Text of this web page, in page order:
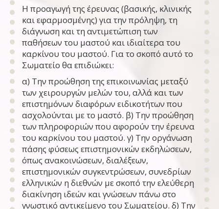
Η προαγωγή της έρευνας (βασικής, κλινικής
και εφαρμοσμένης) για την πρόληψη, τη
διάγνωση και τη αντιμετώπιση των
παθήσεων του μαστού και ιδιαίτερα του
καρκίνου του μαστού. Για το σκοπό αυτό το
Σωματείο θα επιδιώκει:
α) Την προώθηση της επικοινωνίας μεταξύ
των χειρουργών μελών του, αλλά και των
επιστημόνων διαφόρων ειδικοτήτων που
ασχολούνται με το μαστό. β) Την προώθηση
των πληροφοριών που αφορούν την έρευνα
του καρκίνου του μαστού. γ) Την οργάνωση
πάσης φύσεως επιστημονικών εκδηλώσεων,
όπως ανακοινώσεων, διαλέξεων,
επιστημονικών συγκεντρώσεων, συνεδρίων
ελληνικών η διεθνών με σκοπό την ελεύθερη
διακίνηση ιδεών και γνώσεων πάνω στο
γνωστικό αντικείμενο του Σωματείου. δ) Την